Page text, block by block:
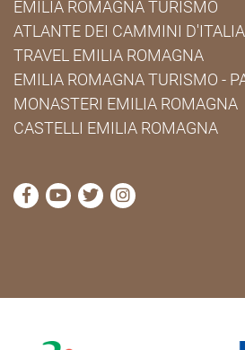
EMILIA ROMAGNA TURISMO
ATLANTE DEI CAMMINI D'ITALIA
TRAVEL EMILIA ROMAGNA
EMILIA ROMAGNA TURISMO -
MONASTERI EMILIA ROMAGNA
CASTELLI EMILIA ROMAGNA
visita la pagina Facebook di
visita la pagina
visita la pagina
visita la pagina